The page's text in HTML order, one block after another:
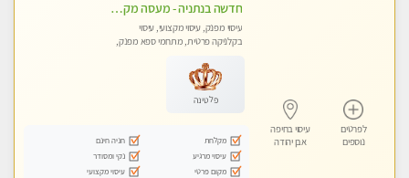
לפרטים
נוספים
עיסוי בחיפה
אבן יהודה
חדשה בנתניה - מעסה מקצועית מהממת ובלתי נשכחת !!!!
עיסוי מפנק, עיסוי מקצועי, עיסוי
בקלניקה פרטית, מתחמי ספא מפנק,
פלטינה
מקלחת
חניה חינם
עיסוי מרגיע
נקי ומסודר
מקום פרטי
עיסוי מקצועי